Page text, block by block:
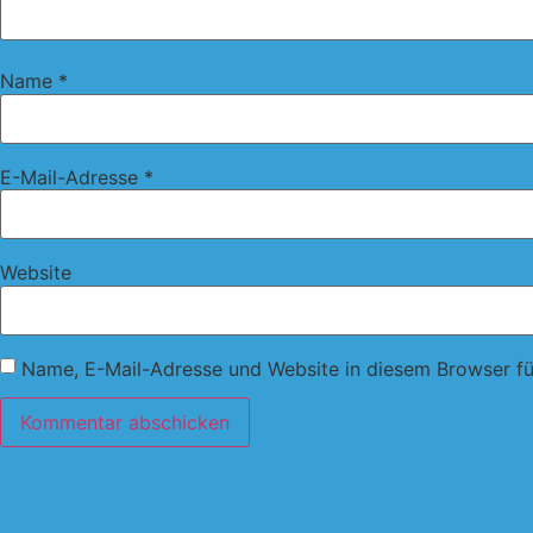
Name *
E-Mail-Adresse *
Website
Name, E-Mail-Adresse und Website in diesem Browser